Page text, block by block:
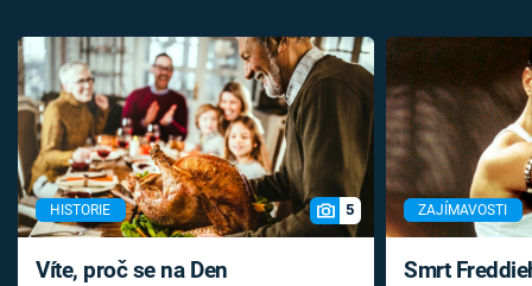
HISTORIE 5
Víte, proč se na Den
ZAJÍMAVOSTI
Smrt